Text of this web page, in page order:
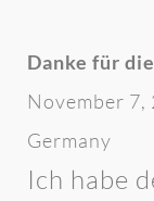
Danke für
November 7,
Germany
Ich habe